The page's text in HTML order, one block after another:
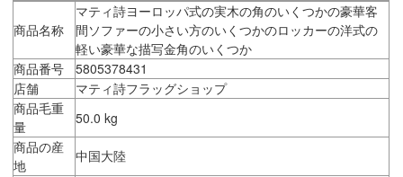
商品名称
マティ詩ヨーロッパ式の実木の角のいくつかの豪華客
間ソファーの小さい方のいくつかのロッカーの洋式の
軽い豪華な描写金角のいくつか
商品番号
5805378431
店舗
マティ詩フラッグショップ
商品毛重
量
50.0 kg
商品の産
地
中国大陸